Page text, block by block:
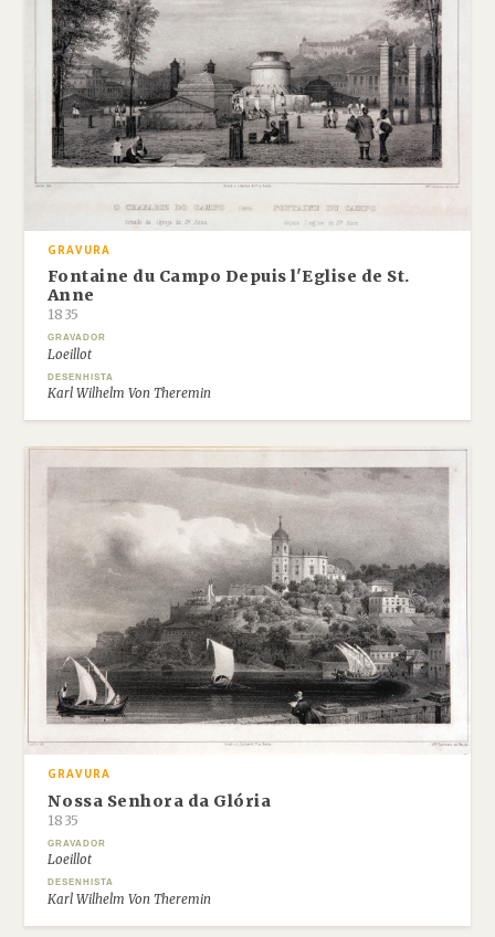
GRAVURA
Fontaine du Campo Depuis l'Eglise de St.
Anne
1835
GRAVADOR
Loeillot
DESENHISTA
Karl Wilhelm Von Theremin
GRAVURA
Nossa Senhora da Glória
1835
GRAVADOR
Loeillot
DESENHISTA
Karl Wilhelm Von Theremin